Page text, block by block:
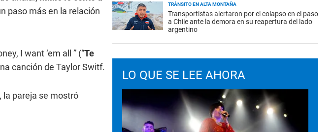
paso más en la relación
I want ‘em all ” (“Te
canción de Taylor Switf.
la pareja se mostró
TRÁNSITO EN ALTA MONTAÑA
Transportistas alertaron por el colapso en el paso
a Chile ante la demora en su reapertura del lado
argentino
LO QUE SE LEE AHORA